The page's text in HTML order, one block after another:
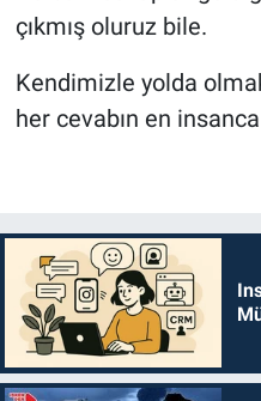
çıkmış oluruz bile.
Kendimizle yolda
her cevabın en